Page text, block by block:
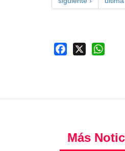
Facebook
Más